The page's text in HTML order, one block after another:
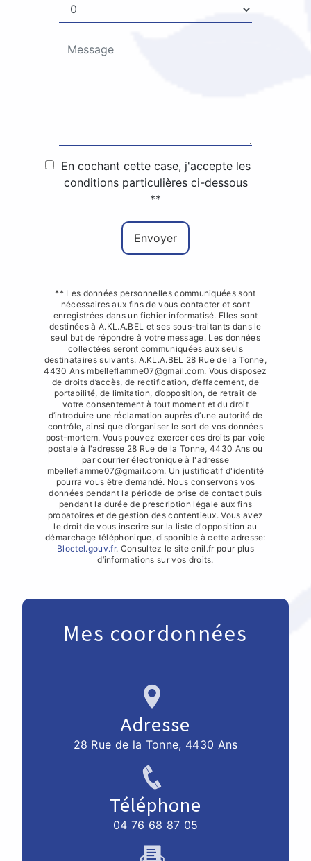
En cochant cette case, j'accepte les
conditions particulières ci-dessous
**
Envoyer
** Les données personnelles communiquées sont
nécessaires aux fins de vous contacter et sont
enregistrées dans un fichier informatisé. Elles sont
destinées à A.KL.A.BEL et ses sous-traitants dans le
seul but de répondre à votre message. Les données
collectées seront communiquées aux seuls
destinataires suivants: A.KL.A.BEL 28 Rue de la Tonne,
4430 Ans mbelleflamme07@gmail.com. Vous disposez
de droits d’accès, de rectification, d’effacement, de
portabilité, de limitation, d’opposition, de retrait de
votre consentement à tout moment et du droit
d’introduire une réclamation auprès d’une autorité de
contrôle, ainsi que d’organiser le sort de vos données
post-mortem. Vous pouvez exercer ces droits par voie
postale à l'adresse 28 Rue de la Tonne, 4430 Ans ou
par courrier électronique à l'adresse
mbelleflamme07@gmail.com. Un justificatif d'identité
pourra vous être demandé. Nous conservons vos
données pendant la période de prise de contact puis
pendant la durée de prescription légale aux fins
probatoires et de gestion des contentieux. Vous avez
le droit de vous inscrire sur la liste d'opposition au
démarchage téléphonique, disponible à cette adresse:
Bloctel.gouv.fr. Consultez le site cnil.fr pour plus
d’informations sur vos droits.
Mes coordonnées
Adresse
28 Rue de la Tonne, 4430 Ans
Téléphone
04 76 68 87 05